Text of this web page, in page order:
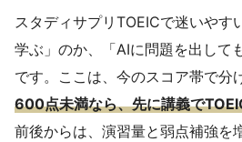
スタディサプリTOEICで迷いやす
学ぶ」のか、「AIに問題を出して
です。ここは、今のスコア帯で分
600点未満なら、先に講義で
前後からは、演習量と弱点補強を